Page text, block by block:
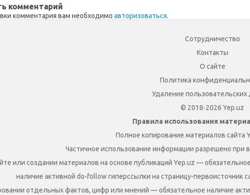
ik
т
комментарий
комментария вам необходимо авторизоваться.
Сотрудничество
Контакты
О сайте
Политика
Удаление пользовательских
© 2018-2026 Yep.uz
Правила использования
Полное копирование материалов сайта
Частичное использование информации разрешено
или создании материалов на основе публикаций Yep.uz —
наличие активной do-follow гиперссылки на страницу-первоисточник
отдельных фактов, цифр или мнений — обязательное наличие